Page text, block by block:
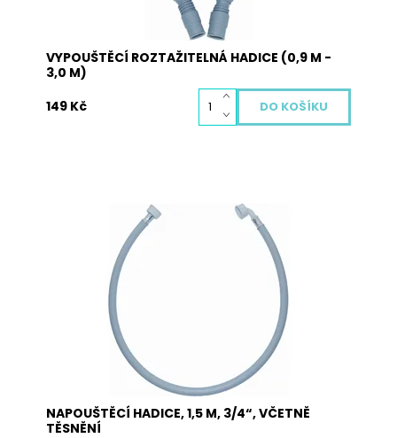
VYPOUŠTĚCÍ ROZTAŽITELNÁ HADICE (0,9 M -
3,0 M)
149 Kč
Napouštěcí hadice JOLLY v celkové délce 1,5 m,
3/4“ dodávaná včetně těsnění. Hadice je určená
pro všechny druhy praček a myček nádobí.
Jedna strana obsahuje přímou koncovku a
druhá strana obsahuje koncovku s kolínkem.
Dostupnost:
NAPOUŠTĚCÍ HADICE, 1,5 M, 3/4“, VČETNĚ
TĚSNĚNÍ